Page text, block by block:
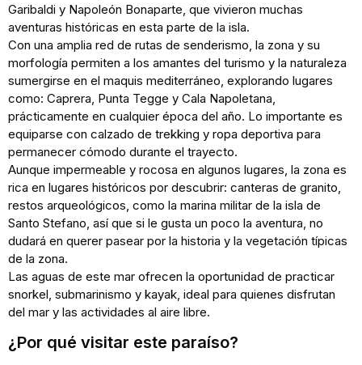
Garibaldi y Napoleón Bonaparte, que vivieron muchas
aventuras históricas en esta parte de la isla.
Con una amplia red de rutas de senderismo, la zona y su
morfología permiten a los amantes del turismo y la naturaleza
sumergirse en el maquis mediterráneo, explorando lugares
como: Caprera, Punta Tegge y Cala Napoletana,
prácticamente en cualquier época del año. Lo importante es
equiparse con calzado de trekking y ropa deportiva para
permanecer cómodo durante el trayecto.
Aunque impermeable y rocosa en algunos lugares, la zona es
rica en lugares históricos por descubrir: canteras de granito,
restos arqueológicos, como la marina militar de la isla de
Santo Stefano, así que si le gusta un poco la aventura, no
dudará en querer pasear por la historia y la vegetación típicas
de la zona.
Las aguas de este mar ofrecen la oportunidad de practicar
snorkel, submarinismo y kayak, ideal para quienes disfrutan
del mar y las actividades al aire libre.
¿Por qué visitar este paraíso?